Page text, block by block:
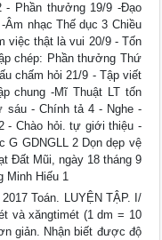
Phần thưởng 19/9 -Đạo
nhạc Thế dục 3 Chiều
việc thật là vui 20/9 - Tốn
chép: Phần thưởng Thứ
chấm hỏi 21/9 - Tập viết
chung -Mĩ Thuật LT tốn
sáu - Chính tả 4 - Nghe -
- Chào hỏi. tự giới thiệu -
G GDNGLL 2 Dọn dẹp vệ
Đất Mũi, ngày 18 tháng 9
Minh Hiếu 1
Toán. LUYỆN TẬP. I/
và xăngtimét (1 dm = 10
giản. Nhận biết được độ